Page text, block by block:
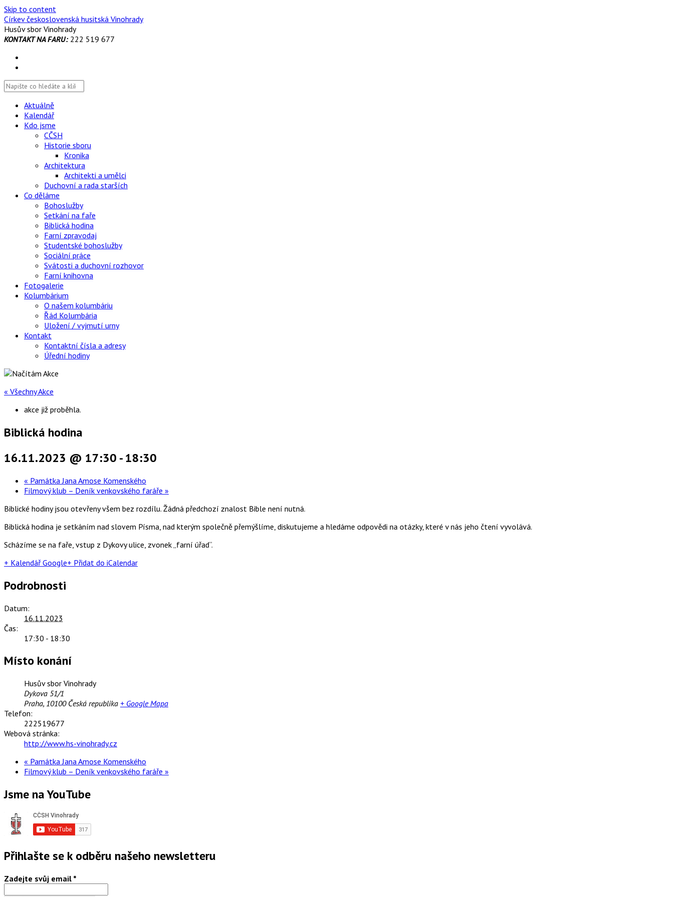
Skip to content
Církev československá husitská Vinohrady
Husův sbor Vinohrady
KONTAKT NA FARU:222 519 677
Aktuálně
Kalendář
Kdo jsme
CČSH
Historie sboru
Kronika
Architektura
Architekti a umělci
Duchovní a rada starších
Co děláme
Bohoslužby
Setkání na faře
Biblická hodina
Farní zpravodaj
Studentské bohoslužby
Sociální práce
Svátosti a duchovní rozhovor
Farní knihovna
Fotogalerie
Kolumbárium
O našem kolumbáriu
Řád Kolumbária
Uložení / vyjmutí urny
Kontakt
Kontaktní čísla a adresy
Úřední hodiny
« Všechny Akce
akce již proběhla.
Biblická hodina
16.11.2023 @ 17:30 -18:30
« Památka Jana Amose Komenského
Filmový klub – Deník venkovského faráře »
Biblické hodiny jsou otevřeny všem bez rozdílu. Žádná předchozí znalost Bible není nutná.
Biblická hodina je setkáním nad slovem Písma, nad kterým společně přemýšlíme, diskutujeme a hledáme odpovědi na otázky, které v nás jeho čtení vyvolává.
Scházíme se na faře, vstup z Dykovy ulice, zvonek „farní úřad“.
+ Kalendář Google+ Přidat do iCalendar
Podrobnosti
Datum:
16.11.2023
Čas:
17:30 - 18:30
Místo konání
Husův sbor Vinohrady
Dykova 51/1
Praha, 10100 Česká republika + Google Mapa
Telefon:
222519677
Webová stránka:
http://www.hs-vinohrady.cz
« Památka Jana Amose Komenského
Filmový klub – Deník venkovského faráře »
Jsme na YouTube
Přihlašte se k odběru našeho newsletteru
Zadejte svůj email *